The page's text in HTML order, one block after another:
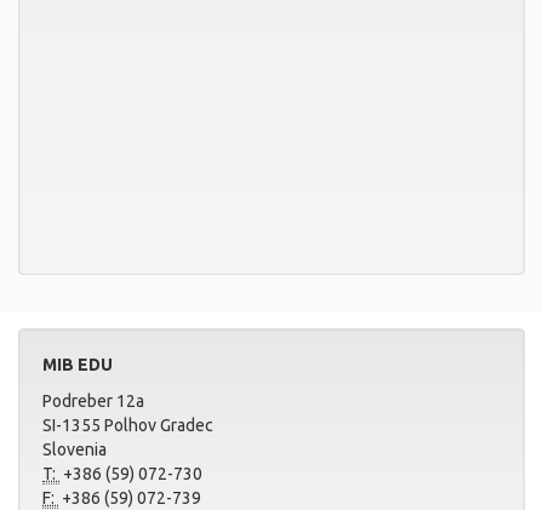
MIB EDU
Podreber 12a
SI-1355 Polhov Gradec
Slovenia
T: +386 (59) 072-730
F: +386 (59) 072-739